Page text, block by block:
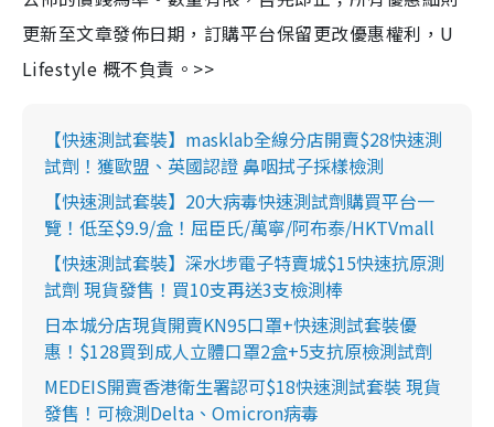
更新至文章發佈日期，訂購平台保留更改優惠權利，U
Lifestyle 概不負責。>>
【快速測試套裝】masklab全線分店開賣$28快速測
試劑！獲歐盟、英國認證 鼻咽拭子採樣檢測
【快速測試套裝】20大病毒快速測試劑購買平台一
覽！低至$9.9/盒！屈臣氏/萬寧/阿布泰/HKTVmall
【快速測試套裝】深水埗電子特賣城$15快速抗原測
試劑 現貨發售！買10支再送3支檢測棒
日本城分店現貨開賣KN95口罩+快速測試套裝優
惠！$128買到成人立體口罩2盒+5支抗原檢測試劑
MEDEIS開賣香港衛生署認可$18快速測試套裝 現貨
發售！可檢測Delta、Omicron病毒